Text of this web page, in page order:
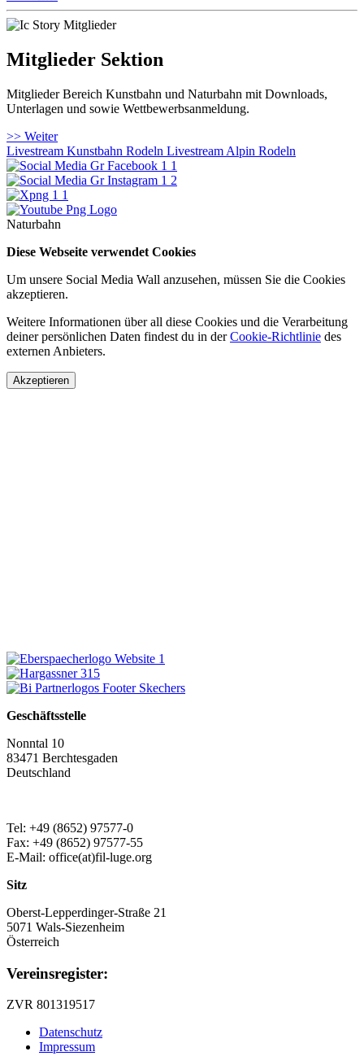
Mitglieder Sektion
Mitglieder Bereich Kunstbahn und Naturbahn mit Downloads,
Unterlagen und sowie Wettbewerbsanmeldung.
>> Weiter
Livestream Kunstbahn Rodeln Livestream Alpin Rodeln
Naturbahn
Diese Webseite verwendet Cookies
Um unsere Social Media Wall anzusehen, müssen Sie die Cookies
akzeptieren.
Weitere Informationen über all diese Cookies und die Verarbeitung
deiner persönlichen Daten findest du in derCookie-Richtlinie des
externen Anbieters.
Akzeptieren
Geschäftsstelle
Nonntal 10
83471 Berchtesgaden
Deutschland
Tel: +49 (8652) 97577-0
Fax: +49 (8652) 97577-55
E-Mail: office(at)fil-luge.org
Sitz
Oberst-Lepperdinger-Straße 21
5071 Wals-Siezenheim
Österreich
Vereinsregister:
ZVR 801319517
Datenschutz
Impressum